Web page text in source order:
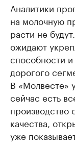
Аналитики
на молочную
расти не
ожидают
способности
дорогого
В «Молвесте»
сейчас есть
производство
качества,
уже